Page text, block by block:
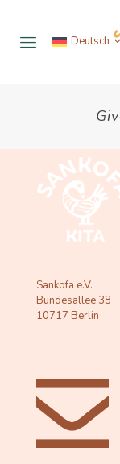
Deutsch
Sankofa e.V.
Bundesallee 38
10717 Berlin